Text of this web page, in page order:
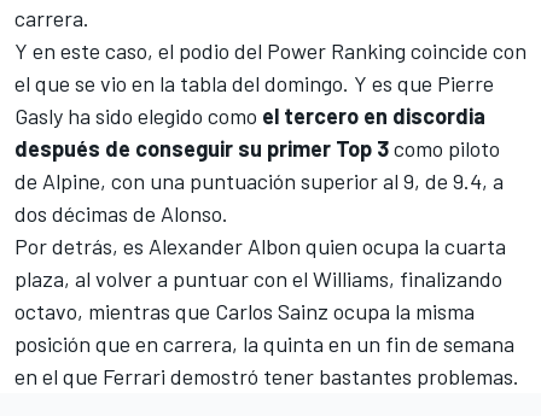
carrera.
Y en este caso, el podio del Power Ranking coincide con
el que se vio en la tabla del domingo. Y es que Pierre
Gasly ha sido elegido como el tercero en discordia
después de conseguir su primer Top 3como piloto
de Alpine, con una puntuación superior al 9, de 9.4, a
dos décimas de Alonso.
Por detrás, es Alexander Albon quien ocupa la cuarta
plaza, al volver a puntuar con el Williams, finalizando
octavo, mientras que Carlos Sainz ocupa la misma
posición que en carrera, la quinta en un fin de semana
en el que Ferrari demostró tener bastantes problemas.